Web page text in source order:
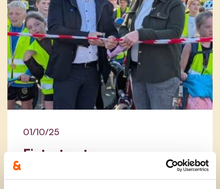
Fietsstraat voor een
veiligere schoolomgeving in
Opoeteren
01/10/25